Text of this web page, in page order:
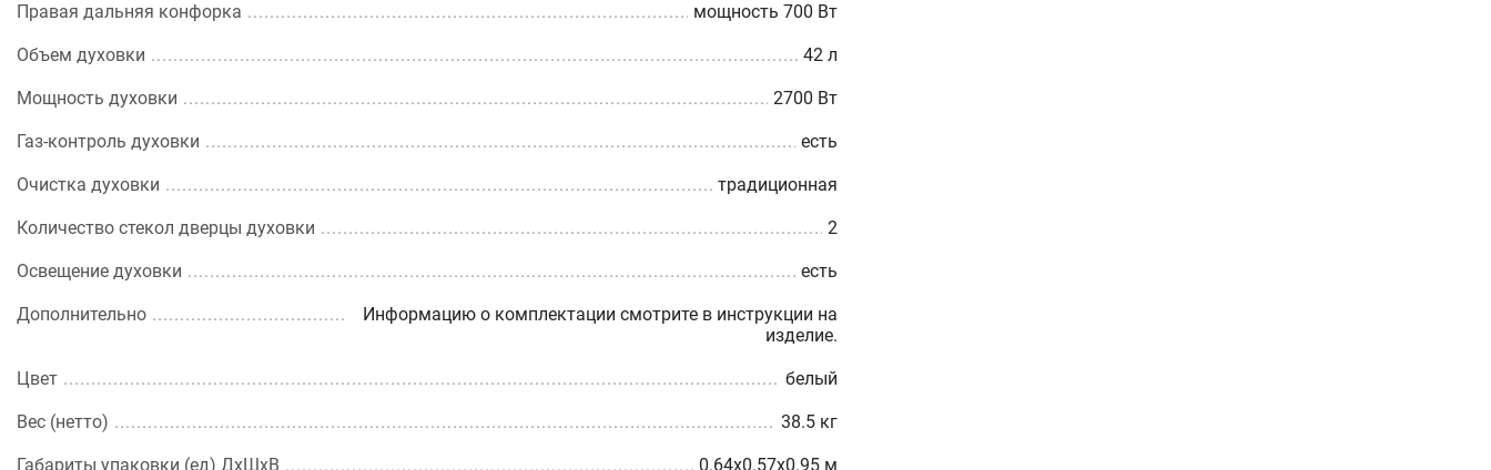
Правая дальняя конфорка мощность 700 Вт
Объем духовки 42 л
Мощность духовки 2700 Вт
Газ-контроль духовки есть
Очистка духовки традиционная
Количество стекол дверцы духовки 2
Освещение духовки есть
Дополнительно
Информацию о комплектации смотрите в инструкции на
изделие.
Цвет белый
Вес (нетто) 38.5 кг
Габариты упаковки (ед) ДхШхВ 0.64x0.57x0.95 м